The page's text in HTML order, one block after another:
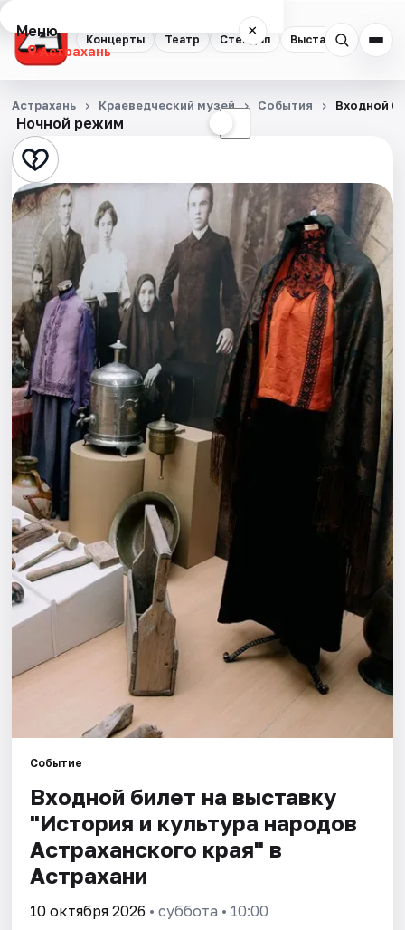
Концерты Театр Стендап Выставки
Меню ×
Астрахань
Концерты
Театр
Стендап
Выставки
Квесты
Экскурсии
Спорт
События
Города
Площадки
Артисты
Рейтинги
Ночной режим ☾
Астрахань Краеведческий музей События Входной
Событие
Входной билет на выставку
"История и культура народов
Астраханского края" в
Астрахани
10 октября 2026 • суббота • 10:00